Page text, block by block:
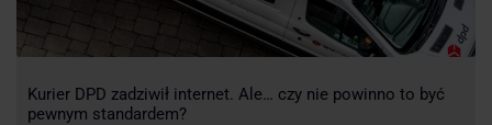
Kurier DPD zadziwił internet. Ale… czy nie powinno to być
pewnym standardem?